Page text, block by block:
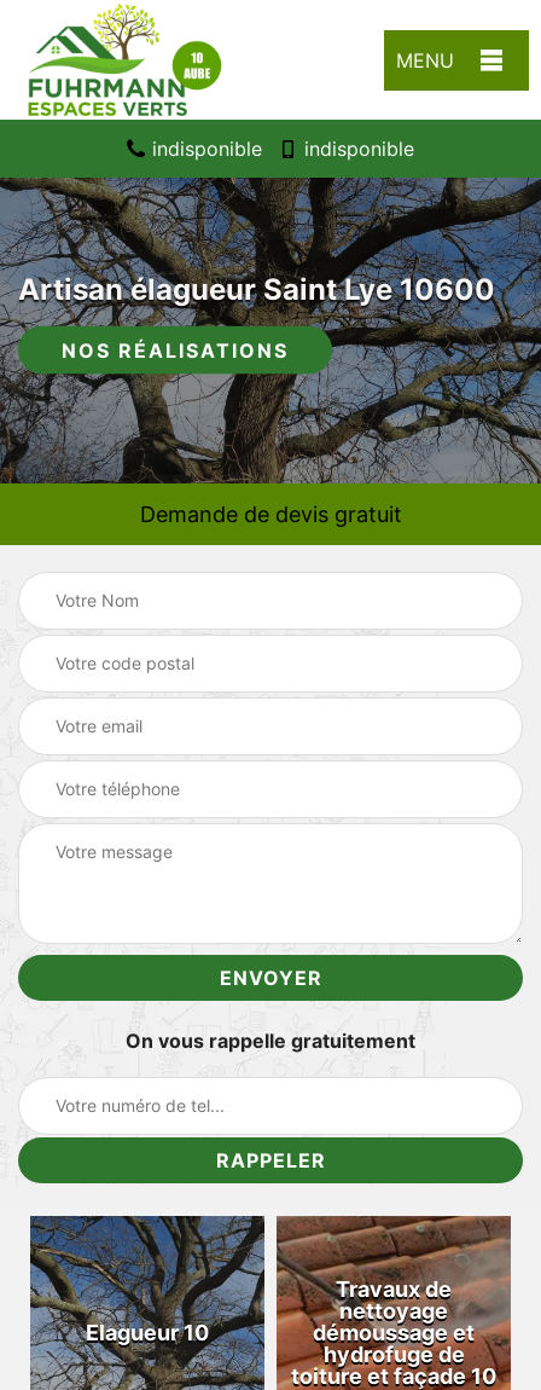
MENU
indisponible indisponible
Artisan élagueur Saint Lye 10600
NOS RÉALISATIONS
Demande de devis gratuit
On vous rappelle gratuitement
Elagueur 10
Travaux de
nettoyage
démoussage et
hydrofuge de
toiture et façade 10